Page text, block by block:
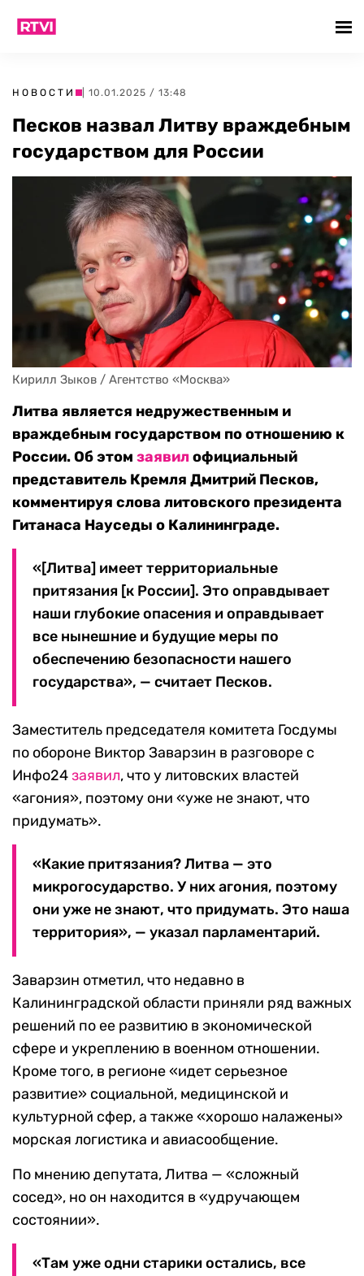
НОВОСТИ | 10.01.2025 / 13:48
Песков назвал Литву враждебным
государством для России
Кирилл Зыков / Агентство «Москва»
Литва является недружественным и
враждебным государством по отношению к
России. Об этом заявилофициальный
представитель Кремля Дмитрий Песков,
комментируя слова литовского президента
Гитанаса Науседы о Калининграде.
«[Литва] имеет территориальные
притязания [к России]. Это оправдывает
наши глубокие опасения и оправдывает
все нынешние и будущие меры по
обеспечению безопасности нашего
государства», — считает Песков.
Заместитель председателя комитета Госдумы
по обороне Виктор Заварзин в разговоре с
Инфо24заявил, что у литовских властей
«агония», поэтому они «уже не знают, что
придумать».
«Какие притязания? Литва — это
микрогосударство. У них агония, поэтому
они уже не знают, что придумать. Это наша
территория», — указал парламентарий.
Заварзин отметил, что недавно в
Калининградской области приняли ряд важных
решений по ее развитию в экономической
сфере и укреплению в военном отношении.
Кроме того, в регионе «идет серьезное
развитие» социальной, медицинской и
культурной сфер, а также «хорошо налажены»
морская логистика и авиасообщение.
По мнению депутата, Литва — «сложный
сосед», но он находится в «удручающем
состоянии».
«Там уже одни старики остались, все